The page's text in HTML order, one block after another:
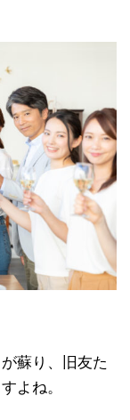
蘇り、旧友た
よね。